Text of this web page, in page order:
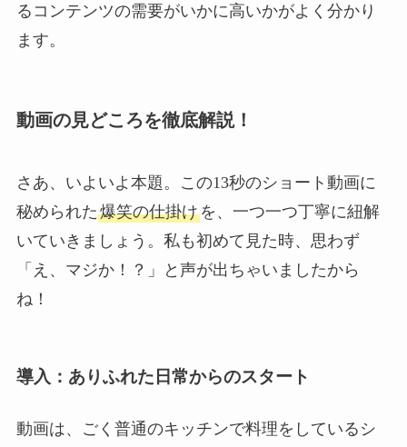
るコンテンツの需要がいかに高いかがよく分かり
ます。
動画の見どころを徹底解説！
さあ、いよいよ本題。この13秒のショート動画に
秘められた爆笑の仕掛けを、一つ一つ丁寧に紐解
いていきましょう。私も初めて見た時、思わず
「え、マジか！？」と声が出ちゃいましたから
ね！
導入：ありふれた日常からのスタート
動画は、ごく普通のキッチンで料理をしているシ